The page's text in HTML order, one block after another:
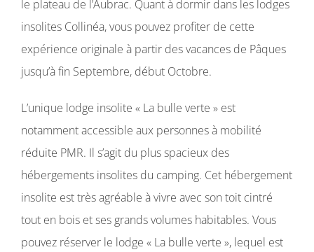
le plateau de l’Aubrac. Quant à dormir dans les lodges
insolites Collinéa, vous pouvez profiter de cette
expérience originale à partir des vacances de Pâques
jusqu’à fin Septembre, début Octobre.
L’unique lodge insolite « La bulle verte » est
notamment accessible aux personnes à mobilité
réduite PMR. Il s’agit du plus spacieux des
hébergements insolites du camping. Cet hébergement
insolite est très agréable à vivre avec son toit cintré
tout en bois et ses grands volumes habitables. Vous
pouvez réserver le lodge « La bulle verte », lequel est